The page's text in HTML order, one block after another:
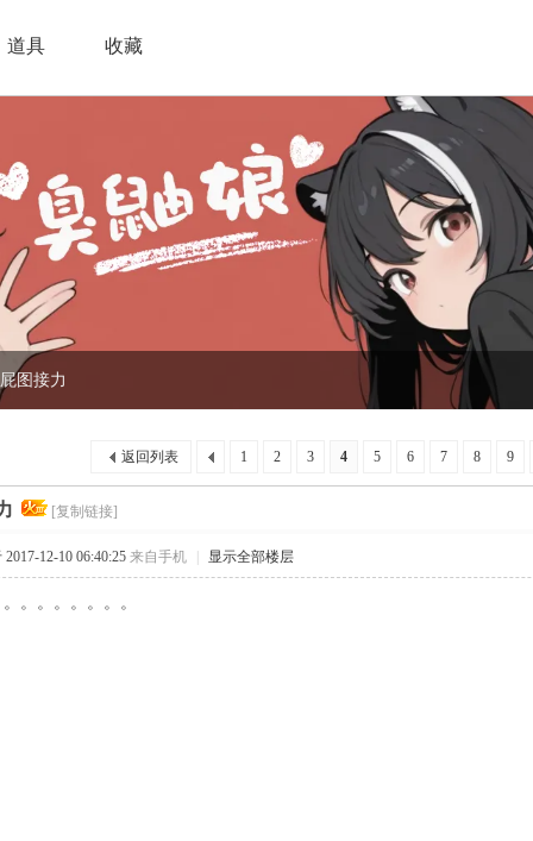
道具 收藏
屁图接力
1 2 3 4 5 6 7 8 9
返回列表
[复制链接]
12-10 06:40:25 来自手机 显示全部楼层
。。。。。。。